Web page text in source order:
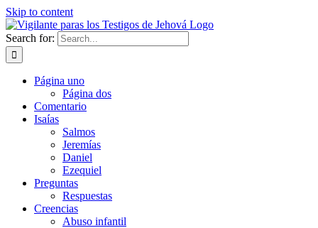
Skip to content
Search for:
Página uno
Página dos
Comentario
Isaías
Salmos
Jeremías
Daniel
Ezequiel
Preguntas
Respuestas
Creencias
Abuso infantil